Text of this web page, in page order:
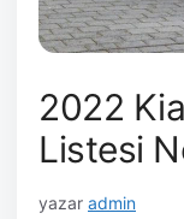
2022
Listesi
yazar admin